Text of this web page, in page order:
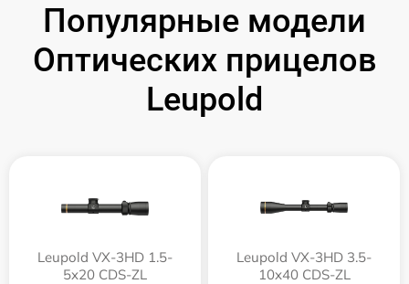
Популярные модели
Оптических прицелов
Leupold
Leupold VX-3HD 1.5-
5x20 CDS-ZL
Leupold VX-3HD 3.5-
10x40 CDS-ZL